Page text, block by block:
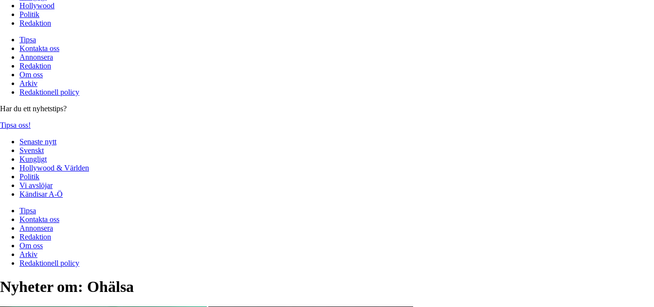
Hollywood
Politik
Redaktion
Tipsa
Kontakta oss
Annonsera
Redaktion
Om oss
Arkiv
Redaktionell policy
Har du ett nyhetstips?
Tipsa oss!
Senaste nytt
Svenskt
Kungligt
Hollywood & Världen
Politik
Vi avslöjar
Kändisar A-Ö
Tipsa
Kontakta oss
Annonsera
Redaktion
Om oss
Arkiv
Redaktionell policy
Nyheter om: Ohälsa